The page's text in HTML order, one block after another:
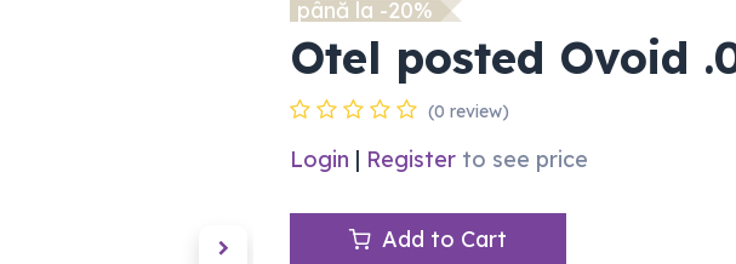
până la -20%
Otel posted Ovoid
(0 review)
Login | Register to see price
Add to Cart